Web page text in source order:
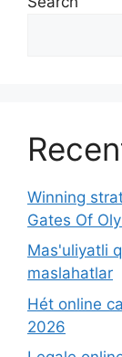
Winning
Gates Of
Mas'uliyatli
maslahatlar
Hét online
2026